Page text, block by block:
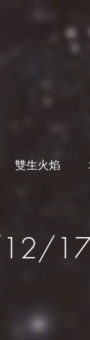
雙生火焰
運
12/